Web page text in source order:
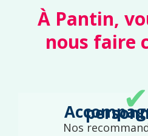
À Pantin,
nous faire
✔
Nos